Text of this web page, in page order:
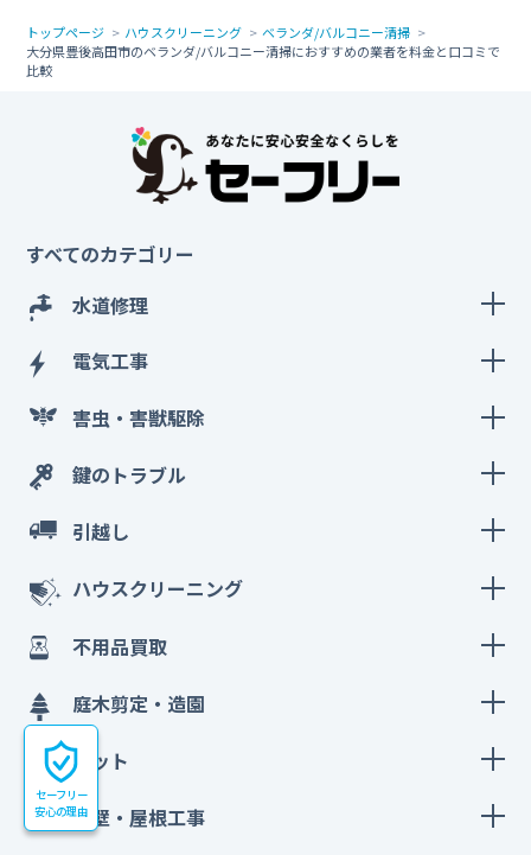
トップページ ハウスクリーニング
ベランダ/バルコニー清掃
大分県豊後高田市のベランダ/バルコニー清掃におすすめの業者を料金と口コミで
比較
セーフリー
安心の理由
すべてのカテゴリー
水道修理
電気工事
害虫・害獣駆除
鍵のトラブル
引越し
ハウスクリーニング
不用品買取
庭木剪定・造園
ペット
外壁・屋根工事